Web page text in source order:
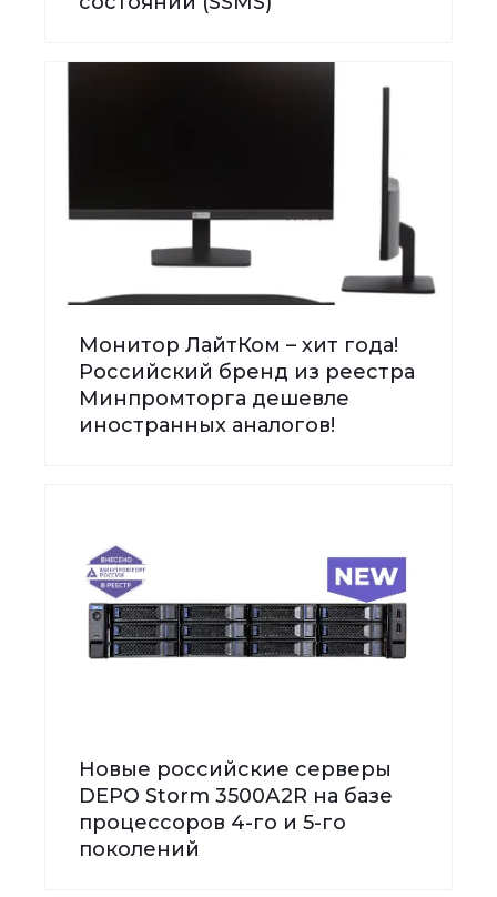
Монитор ЛайтКом – хит года!
Российский бренд из реестра
Минпромторга дешевле
иностранных аналогов!
Новые российские серверы
DEPO Storm 3500А2R на базе
процессоров 4-го и 5-го
поколений